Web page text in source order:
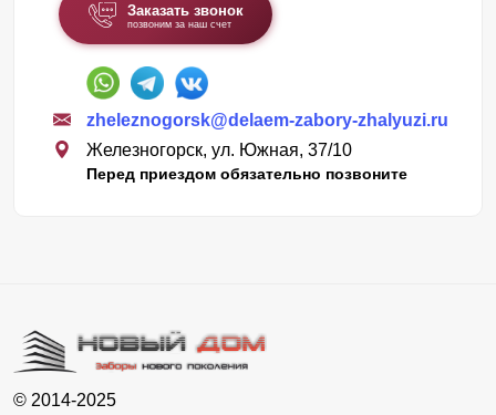
Заказать звонок
позвоним за наш счет
zheleznogorsk@delaem-zabory-zhalyuzi.ru
Железногорск, ул. Южная, 37/10
Перед приездом обязательно позвоните
© 2014-2025